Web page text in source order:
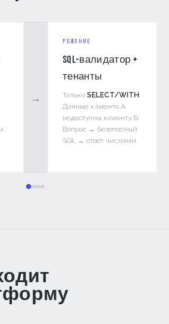
→
РЕШЕНИЕ
SQL-валидатор +
тенанты
Только SELECT/WITH.
Данные клиента А
недоступны клиенту Б.
Вопрос → безопасный
SQL → ответ числами.